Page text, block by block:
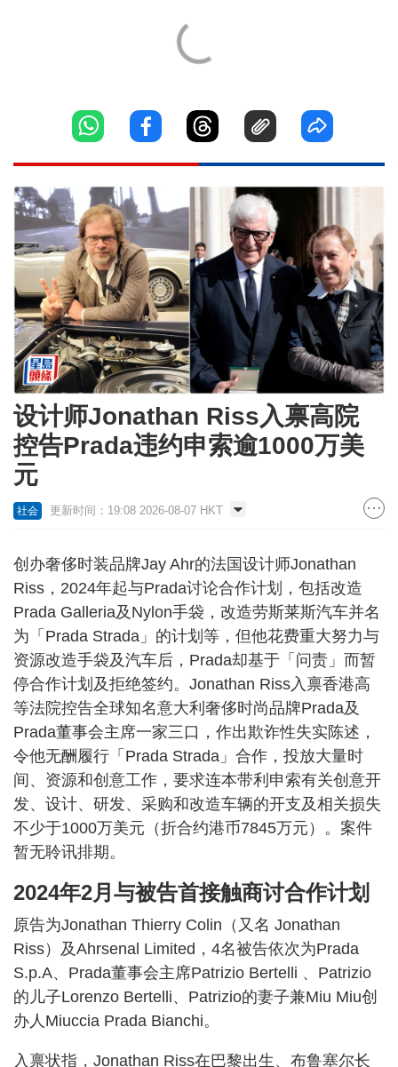
设计师Jonathan Riss入禀高院
控告Prada违约申索逾1000万美
元
社会 更新时间：19:08 2026-08-07 HKT
创办奢侈时装品牌Jay Ahr的法国设计师Jonathan
Riss，2024年起与Prada讨论合作计划，包括改造
Prada Galleria及Nylon手袋，改造劳斯莱斯汽车并名
为「Prada Strada」的计划等，但他花费重大努力与
资源改造手袋及汽车后，Prada却基于「问责」而暂
停合作计划及拒绝签约。Jonathan Riss入禀香港高
等法院控告全球知名意大利奢侈时尚品牌Prada及
Prada董事会主席一家三口，作出欺诈性失实陈述，
令他无酬履行「Prada Strada」合作，投放大量时
间、资源和创意工作，要求连本带利申索有关创意开
发、设计、研发、采购和改造车辆的开支及相关损失
不少于1000万美元（折合约港币7845万元）。案件
暂无聆讯排期。
2024年2月与被告首接触商讨合作计划
原告为Jonathan Thierry Colin（又名 Jonathan
Riss）及Ahrsenal Limited，4名被告依次为Prada
S.p.A、Prada董事会主席Patrizio Bertelli 、Patrizio
的儿子Lorenzo Bertelli、Patrizio的妻子兼Miu Miu创
办人Miuccia Prada Bianchi。
入禀状指，Jonathan Riss在巴黎出生、布鲁塞尔长